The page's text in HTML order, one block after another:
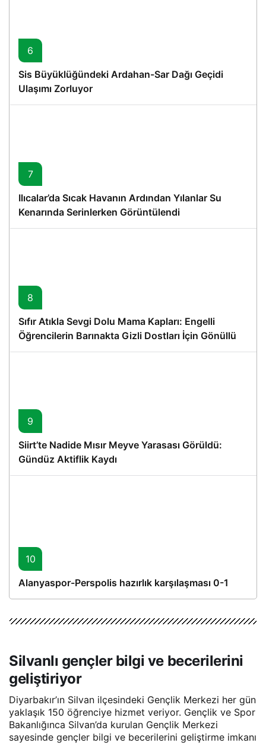
6
Sis Büyüklüğündeki Ardahan-Sar Dağı Geçidi
Ulaşımı Zorluyor
7
Ilıcalar’da Sıcak Havanın Ardından Yılanlar Su
Kenarında Serinlerken Görüntülendi
8
Sıfır Atıkla Sevgi Dolu Mama Kapları: Engelli
Öğrencilerin Barınakta Gizli Dostları İçin Gönüllü
Proje
9
Siirt’te Nadide Mısır Meyve Yarasası Görüldü:
Gündüz Aktiflik Kaydı
10
Alanyaspor-Perspolis hazırlık karşılaşması 0-1
Silvanlı gençler bilgi ve becerilerini
geliştiriyor
Diyarbakır’ın Silvan ilçesindeki Gençlik Merkezi her gün
yaklaşık 150 öğrenciye hizmet veriyor. Gençlik ve Spor
Bakanlığınca Silvan’da kurulan Gençlik Merkezi
sayesinde gençler bilgi ve becerilerini geliştirme imkanı